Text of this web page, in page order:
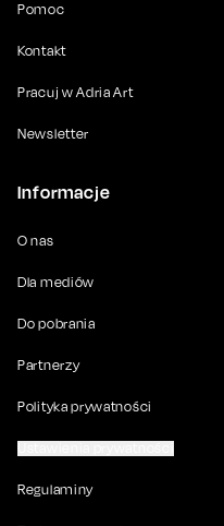
Pomoc
Kontakt
Pracuj w Adria Art
Newsletter
Informacje
O nas
Dla mediów
Do pobrania
Partnerzy
Polityka prywatności
Regulaminy